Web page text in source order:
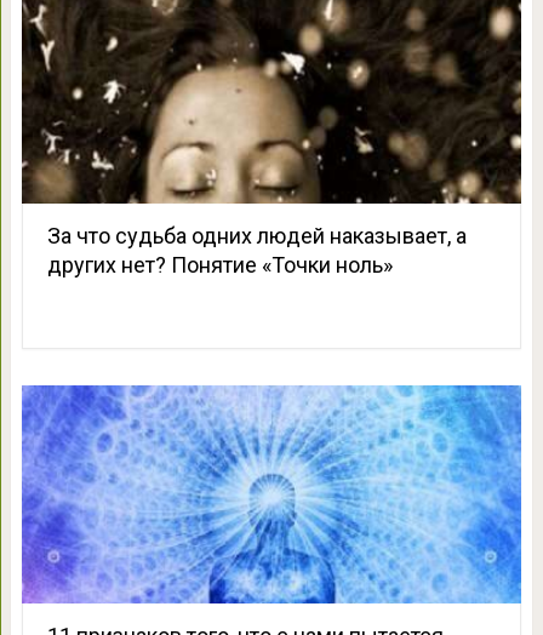
За что судьба одних людей наказывает, а
других нет? Понятие «Точки ноль»